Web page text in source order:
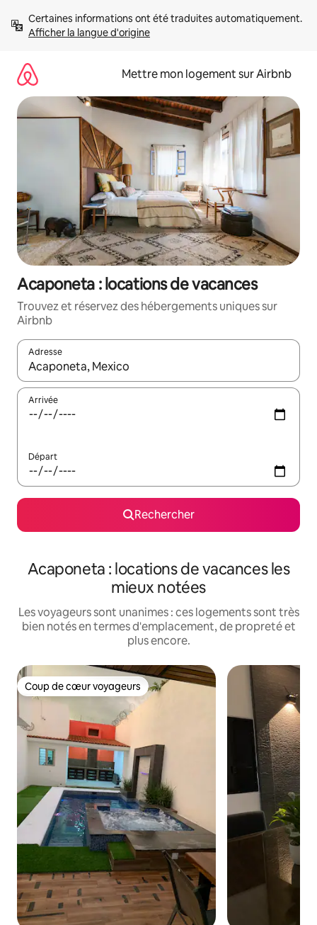
directement
Afficher la langue d'origine
Mettre mon logement sur Airbnb
Acaponeta : locations de vacances
Trouvez et réservez des hébergements uniques sur
Airbnb
Adresse
Lorsque les résultats s'affichent, utilisez les flèches vers le
Arrivée
Départ
Rechercher
Acaponeta : locations de vacances les
mieux notées
Les voyageurs sont unanimes : ces logements sont très
bien notés en termes d'emplacement, de propreté et
plus encore.
Coup de cœur voyageurs
Coup de cœur voyageurs